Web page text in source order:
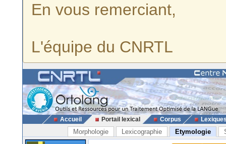
En vous remerciant,
L'équipe du CNRTL
Accueil Portail lexical Corpus
Morphologie Lexicographie Etymologie